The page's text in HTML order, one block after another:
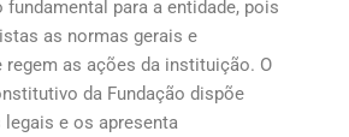
para a entidade, pois
as normas gerais e
regem as ações da instituição. O
da Fundação dispõe
e os apresenta